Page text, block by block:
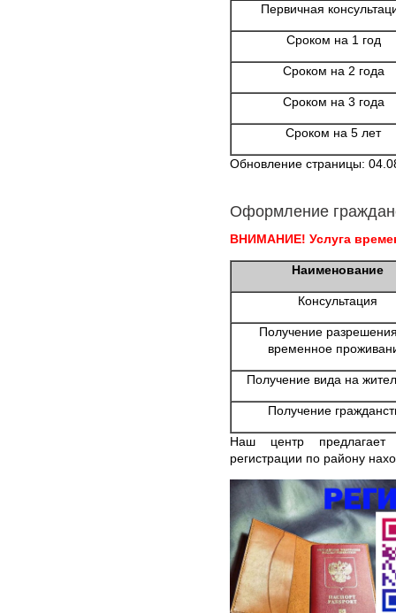
Первичная
Сроком на 1 год
Сроком на 2 года
Сроком на 3 года
Сроком на 5 лет
Обновление страницы:
Оформление
ВНИМАНИЕ! Услуга
Наименование
Консультация
Получение
временное
Получение вида на
Получение
Наш центр
регистрации по району